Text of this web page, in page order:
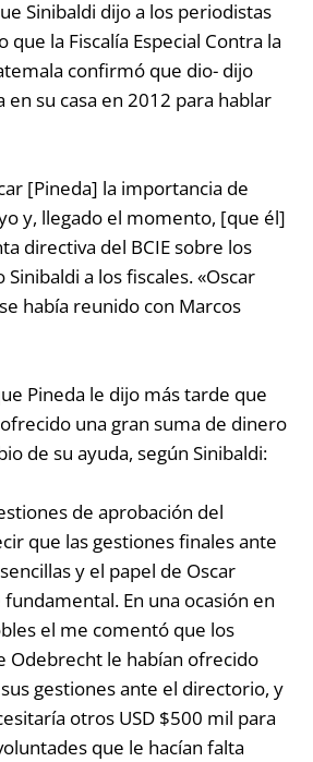
Sinibaldi dijo a los periodistas
que la Fiscalía Especial Contra la
confirmó que dio- dijo
en su casa en 2012 para hablar
[Pineda] la importancia de
y, llegado el momento, [que él]
directiva del BCIE sobre los
Sinibaldi a los fiscales. «Oscar
había reunido con Marcos
Pineda le dijo más tarde que
una gran suma de dinero
de su ayuda, según Sinibaldi:
de aprobación del
que las gestiones finales ante
y el papel de Oscar
En una ocasión en
el me comentó que los
Odebrecht le habían ofrecido
gestiones ante el directorio, y
otros USD $500 mil para
que le hacían falta